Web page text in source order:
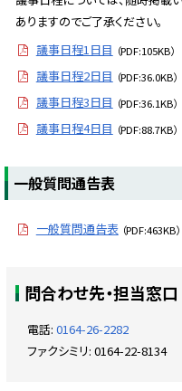
に
る
ありますのでご了承ください。
議事日程1日目 （PDF:105KB）
議事日程2日目 （PDF:36.0KB）
議事日程3日目 （PDF:36.1KB）
議事日程4日目 （PDF:88.7KB）
プ
る
一般質問通告表
一般質問通告表 （PDF:463KB）
ッ 問合わせ先・担当窓口
電話: 0164-26-2282
ファクシミリ: 0164-22-8134